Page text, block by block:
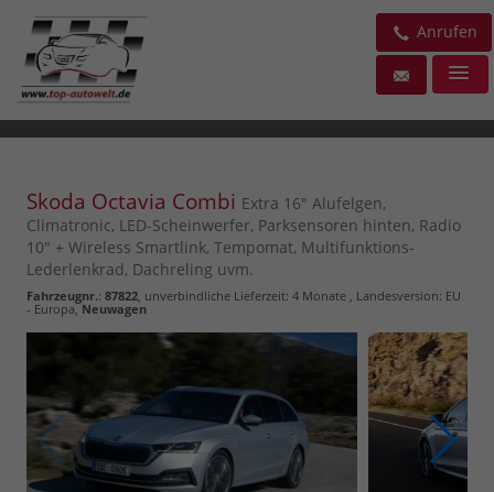
Anrufen
Skoda Octavia Combi Extra 16" Alufelgen,
Climatronic, LED-Scheinwerfer, Parksensoren hinten, Radio
10" + Wireless Smartlink, Tempomat, Multifunktions-
Lederlenkrad, Dachreling uvm.
Fahrzeugnr.: 87822 , unverbindliche Lieferzeit: 4 Monate , Landesversion: EU
- Europa,Neuwagen